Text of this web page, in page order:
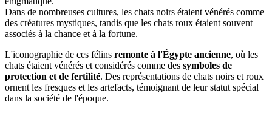
Dans de nombreuses cultures, les chats noirs étaient vénérés comme
des créatures mystiques, tandis que les chats roux étaient souvent
associés à la chance et à la fortune.
L'iconographie de ces félins remonte à l'Égypte ancienne, où les
chats étaient vénérés et considérés comme des symboles de
protection et de fertilité. Des représentations de chats noirs et roux
ornent les fresques et les artefacts, témoignant de leur statut spécial
dans la société de l'époque.